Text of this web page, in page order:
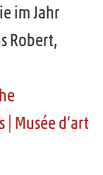
im Jahr
Robert,
| Musée d’art